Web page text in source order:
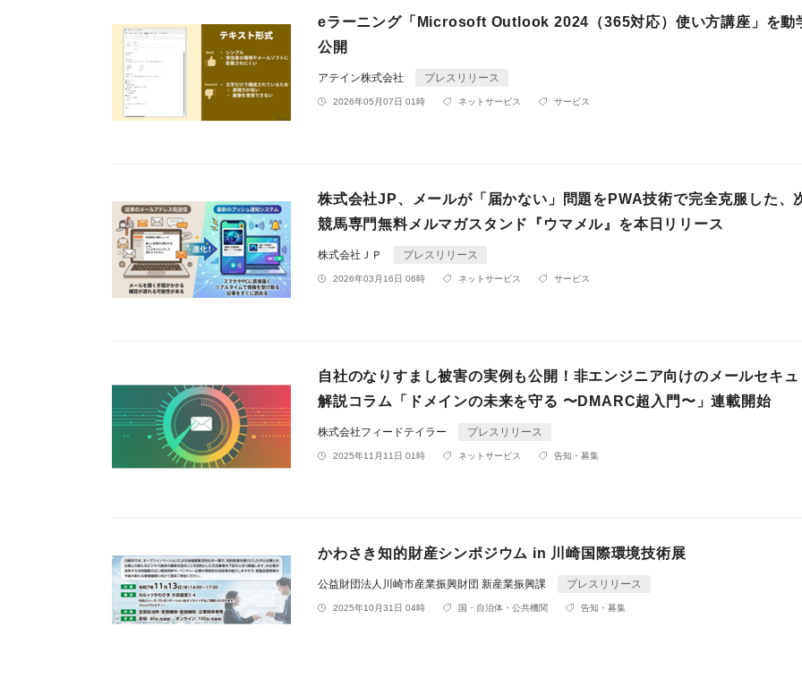
eラーニング「Microsoft Outlook 2024（365対応）使い方講座」を動
公開
アテイン株式会社 プレスリリース
2026年05月07日 01時 ネットサービス サービス
株式会社JP、メールが「届かない」問題をPWA技術で完全克服した、
競馬専門無料メルマガスタンド『ウマメル』を本日リリース
株式会社ＪＰ プレスリリース
2026年03月16日 06時 ネットサービス サービス
自社のなりすまし被害の実例も公開！非エンジニア向けのメールセキ
解説コラム「ドメインの未来を守る 〜DMARC超入門〜」連載開始
株式会社フィードテイラー プレスリリース
2025年11月11日 01時 ネットサービス 告知・募集
かわさき知的財産シンポジウム in 川崎国際環境技術展
公益財団法人川崎市産業振興財団 新産業振興課 プレスリリース
2025年10月31日 04時 国・自治体・公共機関 告知・募集